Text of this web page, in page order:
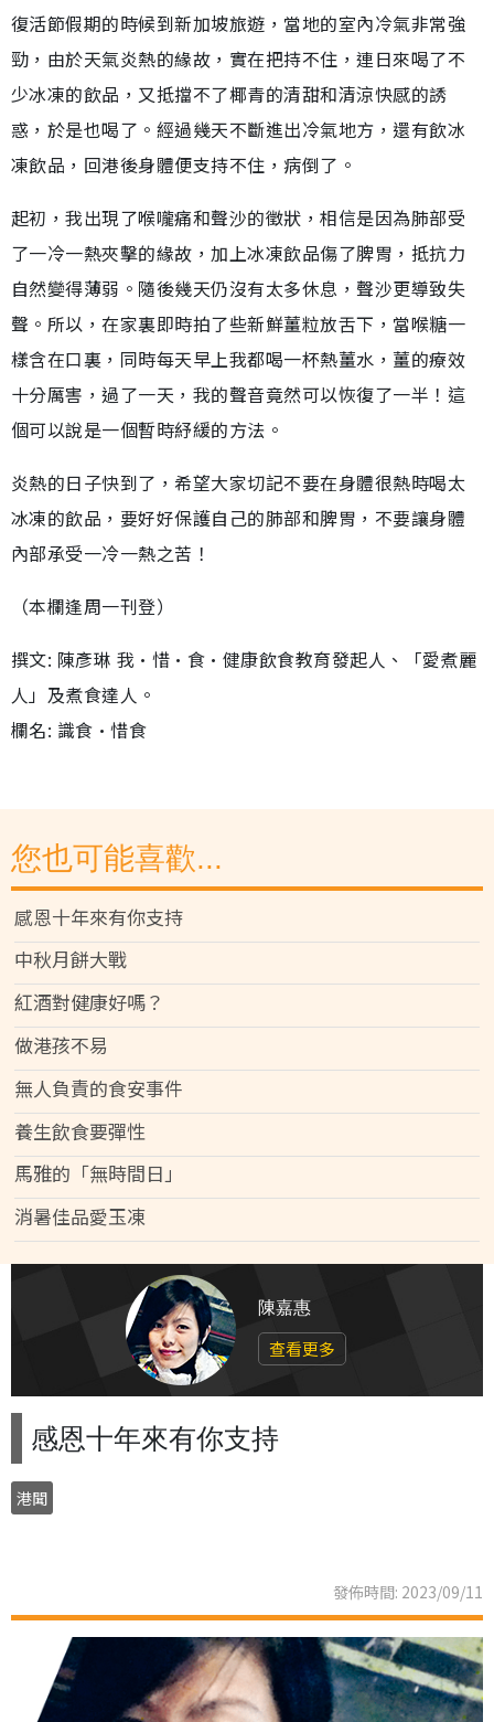
復活節假期的時候到新加坡旅遊，當地的室內冷氣非常強
勁，由於天氣炎熱的緣故，實在把持不住，連日來喝了不
少冰凍的飲品，又抵擋不了椰青的清甜和清涼快感的誘
惑，於是也喝了。經過幾天不斷進出冷氣地方，還有飲冰
凍飲品，回港後身體便支持不住，病倒了。
起初，我出現了喉嚨痛和聲沙的徵狀，相信是因為肺部受
了一冷一熱夾擊的緣故，加上冰凍飲品傷了脾胃，抵抗力
自然變得薄弱。隨後幾天仍沒有太多休息，聲沙更導致失
聲。所以，在家裏即時拍了些新鮮薑粒放舌下，當喉糖一
樣含在口裏，同時每天早上我都喝一杯熱薑水，薑的療效
十分厲害，過了一天，我的聲音竟然可以恢復了一半！這
個可以說是一個暫時紓緩的方法。
炎熱的日子快到了，希望大家切記不要在身體很熱時喝太
冰凍的飲品，要好好保護自己的肺部和脾胃，不要讓身體
內部承受一冷一熱之苦！
（本欄逢周一刊登）
撰文: 陳彥琳 我•惜•食•健康飲食教育發起人、「愛煮麗
人」及煮食達人。
欄名: 識食•惜食
您也可能喜歡...
感恩十年來有你支持
中秋月餅大戰
紅酒對健康好嗎？
做港孩不易
無人負責的食安事件
養生飲食要彈性
馬雅的「無時間日」
消暑佳品愛玉凍
陳嘉惠
查看更多
感恩十年來有你支持
港聞
發佈時間: 2023/09/11